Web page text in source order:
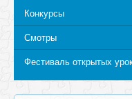
Конкурсы
Смотры
Фестиваль открытых